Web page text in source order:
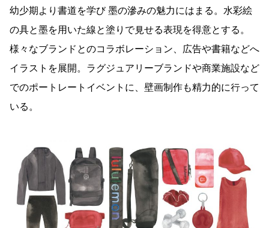
幼少期より書道を学び 墨の滲みの魅⼒にはまる。水彩絵
の具と墨を用いた線と塗りで見せる表現を得意とする。
様々なブランドとのコラボレーション、広告や書籍などへ
イラストを展開。ラグジュアリーブランドや商業施設など
でのポートレートイベントに、壁画制作も精⼒的に行って
いる。